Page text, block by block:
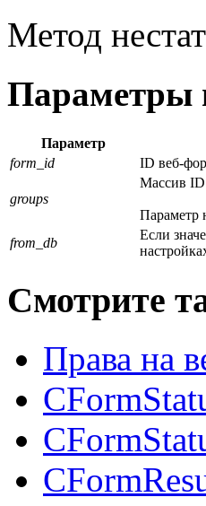
Метод
Параметры
Параметр
form_id
ID веб-
groups
Массив ID
Параметр
from_db
Если
Смотрите
Права на